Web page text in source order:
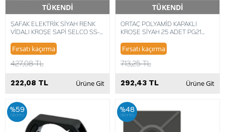
TÜKENDİ
Hızlı Teslimat
ŞAFAK ELEKTRİK SİYAH RENK
VİDALI KROŞE SAPİ SELCO SS-
8014748304223
Fırsatı kaçırma
427,08 TL
222,08 TL Ürüne Git
TÜKENDİ
Hızlı Teslimat
ORTAÇ POLYAMİD KAPAKLI
KROŞE SİYAH 25 ADET PG21
Fırsatı kaçırma
713,25 TL
292,43 TL Ürüne Git
%59
iskonto
%48
iskonto